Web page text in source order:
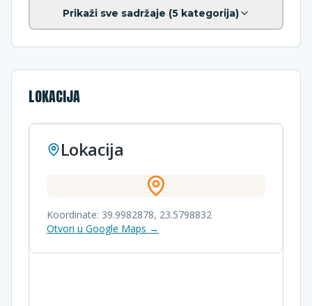
Prikaži sve sadržaje (5kategorija)
LOKACIJA
Lokacija
Koordinate: 39.9982878, 23.5798832
Otvori u Google Maps →